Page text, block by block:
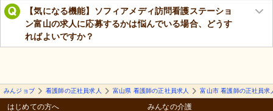
【気になる機能】ソフィアメディ訪問看護ステーショ
ン富山の求人に応募するかは悩んでいる場合、どうす
ればよいですか？
みんジョブ 看護師の正社員求人 富山県 看護師の正社員求人 富山市 看護師の正社員求
はじめての方へ みんなの介護